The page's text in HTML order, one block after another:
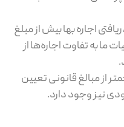
اجاره بها بیش از مبلغ
ما به تفاوت اجاره‌ها از
از مبالغ قانونی تعیین
نیز وجود دارد.